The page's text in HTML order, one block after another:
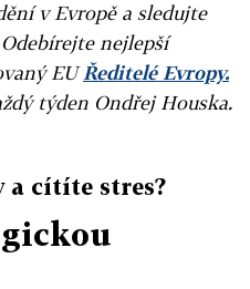
v Evropě a sledujte
nejlepší
EUŘeditelé Evropy.
týden Ondřej Houska.
a cítíte stres?